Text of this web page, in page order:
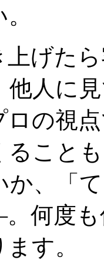
上げた
他人に
の視
ること
か、「
何度も
す。